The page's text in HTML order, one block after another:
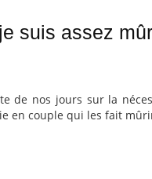
suis assez
de nos jours sur la
en couple qui les fait